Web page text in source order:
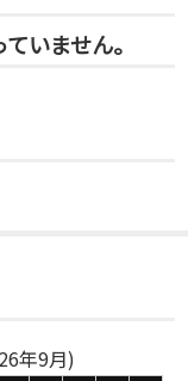
いません。
年9月)